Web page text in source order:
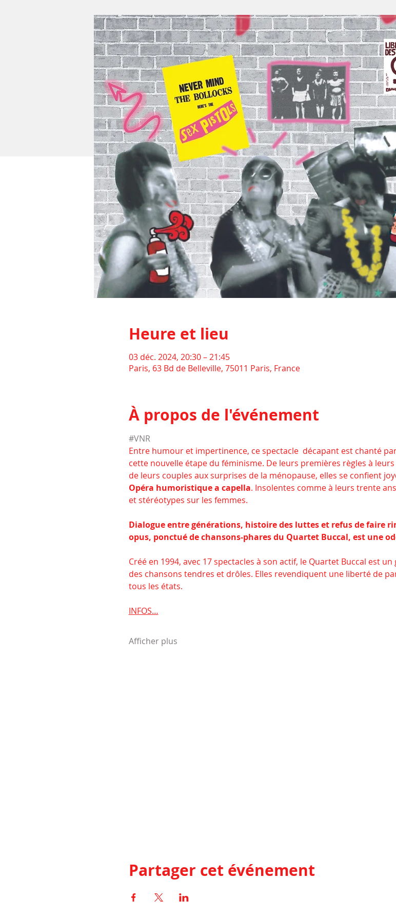
Heure et lieu
03 déc. 2024, 20:30 – 21:45
Paris, 63 Bd de Belleville, 75011 Paris, France
À propos de l'événement
#VNR
Entre humour et impertinence, ce spectacle  décapant est chanté
cette nouvelle étape du féminisme. De leurs premières règles à
de leurs couples aux surprises de la ménopause, elles se confient
Opéra humoristique a capella. Insolentes comme à leurs trente
et stéréotypes sur les femmes.
Dialogue entre générations, histoire des luttes et refus de faire
opus, ponctué de chansons-phares du Quartet Buccal, est une
Créé en 1994, avec 17 spectacles à son actif, le Quartet Buccal est
des chansons tendres et drôles. Elles revendiquent une liberté de
tous les états.
INFOS…
Afficher plus
Partager cet événement